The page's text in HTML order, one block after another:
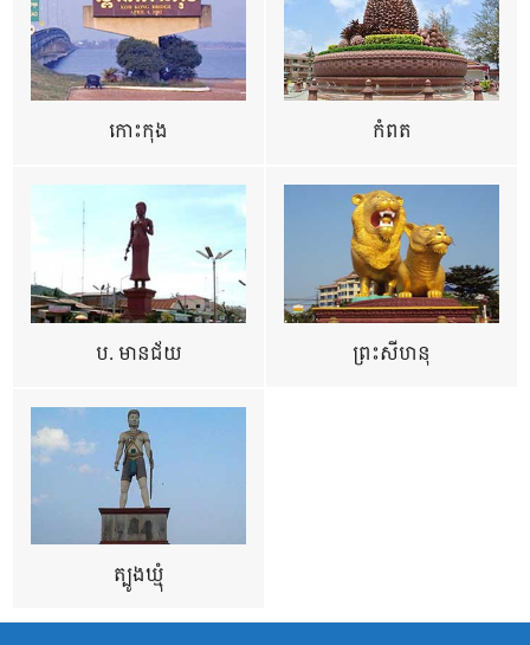
កោះកុង កំពត
ប. មានជ័យ ព្រះសីហនុ
ត្បូងឃ្មុំ